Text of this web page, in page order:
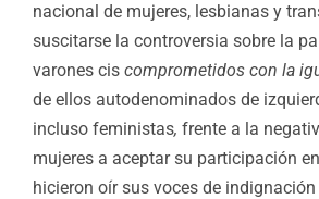
nacional de mujeres, lesbianas y
suscitarse la controversia sobre la
varones cis comprometidos con la
de ellos autodenominados de
incluso feministas, frente a la
mujeres a aceptar su participación
hicieron oír sus voces de